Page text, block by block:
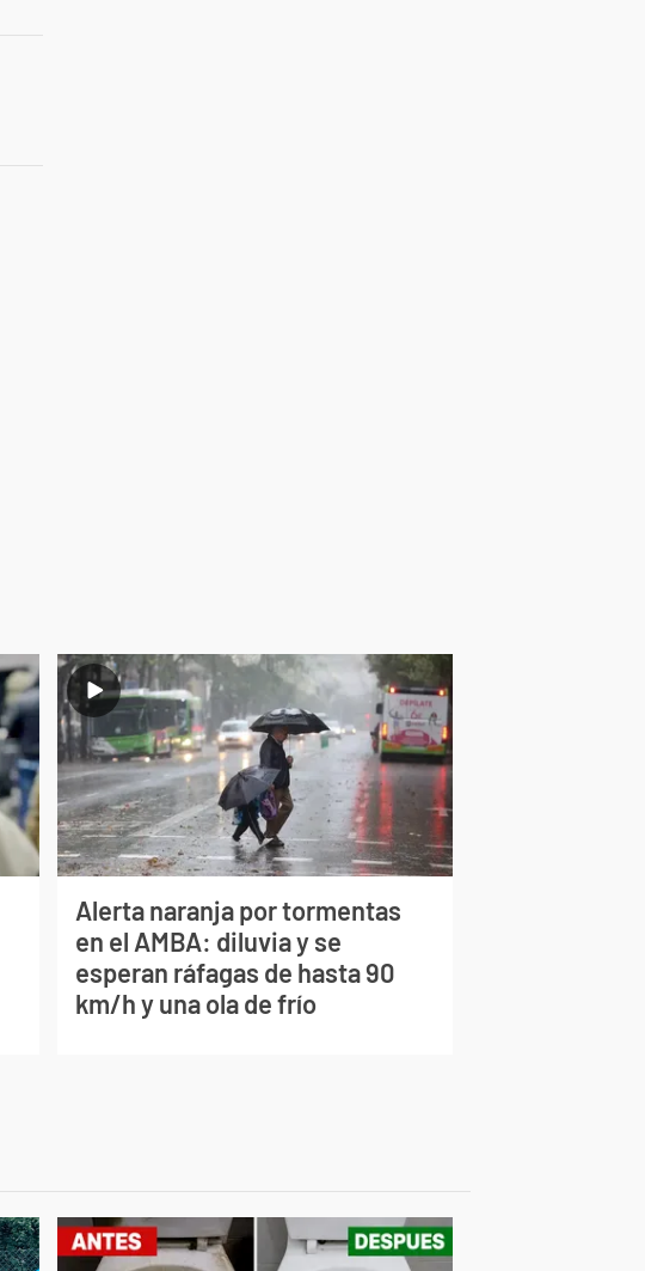
Alerta naranja por tormentas
en el AMBA: diluvia y se
esperan ráfagas de hasta 90
km/h y una ola de frío